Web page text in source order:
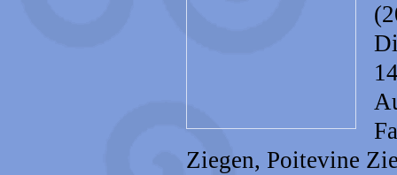
Ziegen, Poitevine